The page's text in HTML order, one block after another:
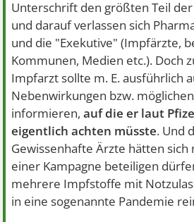
Unterschrift den größten Teil
und darauf verlassen sich
und die "Exekutive" (Impfärzte,
Kommunen, Medien etc.). Doch
Impfarzt sollte m. E. ausführlich
Nebenwirkungen bzw.
informieren, auf die er laut
eigentlich achten müsste. Und
Gewissenhafte Ärzte hätten sich
einer Kampagne beteiligen
mehrere Impfstoffe mit
in eine sogenannte Pandemie